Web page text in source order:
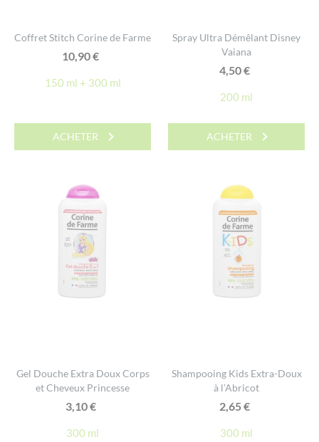
Coffret Stitch Corine de Farme
10,90€
150 ml + 300 ml
ACHETER
Spray Ultra Démêlant Disney
Vaiana
4,50€
200 ml
ACHETER
Gel Douche Extra Doux Corps
et Cheveux Princesse
3,10€
300 ml
Shampooing Kids Extra-Doux
à l’Abricot
2,65€
300 ml